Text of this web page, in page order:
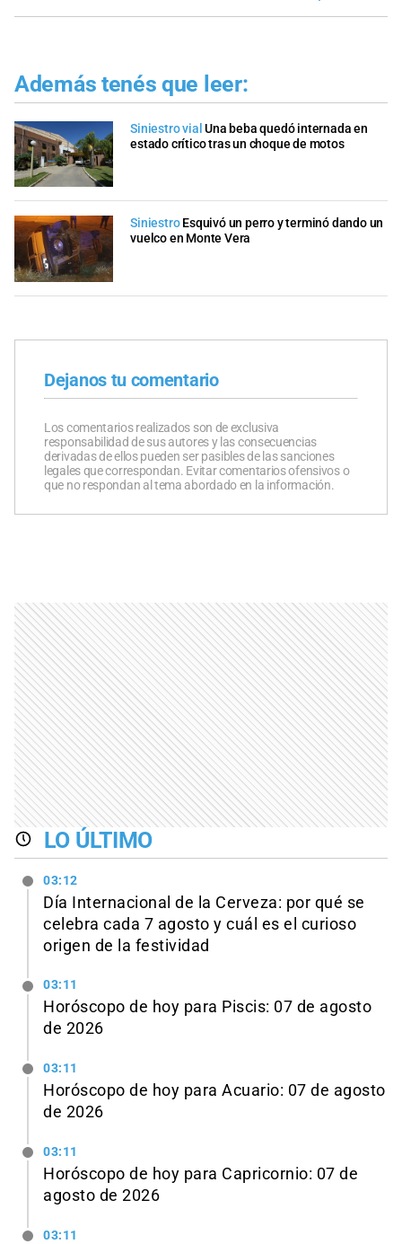
Además tenés que leer:
Siniestro vial Una beba quedó internada en
estado crítico tras un choque de motos
Siniestro Esquivó un perro y terminó dando un
vuelco en Monte Vera
Dejanos tu comentario
Los comentarios realizados son de exclusiva
responsabilidad de sus autores y las consecuencias
derivadas de ellos pueden ser pasibles de las sanciones
legales que correspondan. Evitar comentarios ofensivos o
que no respondan al tema abordado en la información.
LO ÚLTIMO
03:12
Día Internacional de la Cerveza: por qué se
celebra cada 7 agosto y cuál es el curioso
origen de la festividad
03:11
Horóscopo de hoy para Piscis: 07 de agosto
de 2026
03:11
Horóscopo de hoy para Acuario: 07 de agosto
de 2026
03:11
Horóscopo de hoy para Capricornio: 07 de
agosto de 2026
03:11